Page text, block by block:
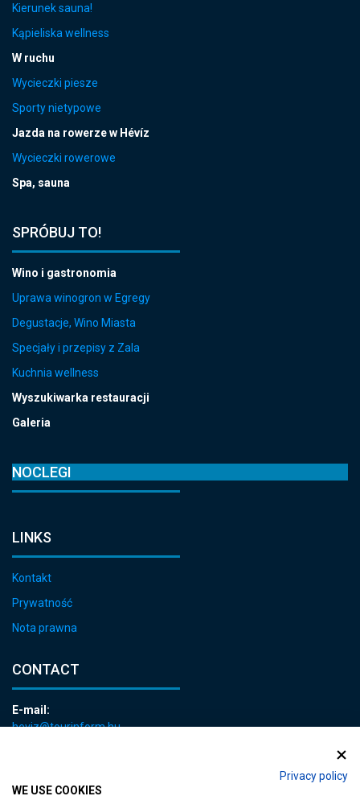
Privacy policy
WE USE COOKIES
Kierunek sauna!
Kąpieliska wellness
W ruchu
Wycieczki piesze
Sporty nietypowe
Jazda na rowerze w Hévíz
Wycieczki rowerowe
Spa, sauna
SPRÓBUJ TO!
Wino i gastronomia
Uprawa winogron w Egregy
Degustacje, Wino Miasta
Specjały i przepisy z Zala
Kuchnia wellness
Wyszukiwarka restauracji
Galeria
NOCLEGI
LINKS
Kontakt
Prywatność
Nota prawna
CONTACT
E-mail:
heviz@tourinform.hu